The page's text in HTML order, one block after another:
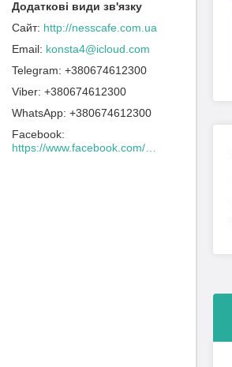
http://nesscafe.com.ua
konsta4@icloud.com
+380674612300
+380674612300
+380674612300
Facebook